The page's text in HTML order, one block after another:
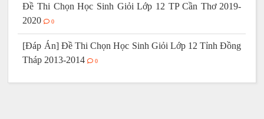
Đề Thi Chọn Học Sinh Giỏi Lớp 12 TP Cần Thơ 2019-
2020
0
[Đáp Án] Đề Thi Chọn Học Sinh Giỏi Lớp 12 Tỉnh Đồng
Tháp 2013-2014
0